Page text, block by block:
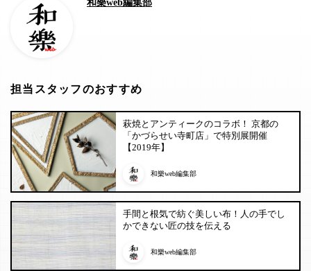
和樂web編集部
担当スタッフのおすすめ
萩焼とアンティークのコラボ！ 京都の
「かづらせい寺町店」で特別展開催
【2019年】
和樂web編集部
手間と根気で紡ぐ美しい布！人の手でし
かできない匠の技を伝える
和樂web編集部